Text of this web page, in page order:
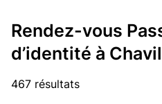
Rendez-vous
d’identité à
467 résultats